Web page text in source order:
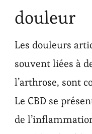
douleur
Les douleurs
souvent liées à
l’arthrose, sont
Le CBD se
de